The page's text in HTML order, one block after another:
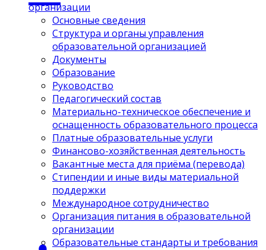
организации
Основные сведения
Структура и органы управления
образовательной организацией
Документы
Образование
Руководство
Педагогический состав
Материально-техническое обеспечение и
оснащенность образовательного процесса
Платные образовательные услуги
Финансово-хозяйственная деятельность
Вакантные места для приёма (перевода)
Стипендии и иные виды материальной
поддержки
Международное сотрудничество
Организация питания в образовательной
организации
Образовательные стандарты и требования